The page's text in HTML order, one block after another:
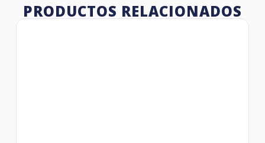
PRODUCTOS RELACIONADOS